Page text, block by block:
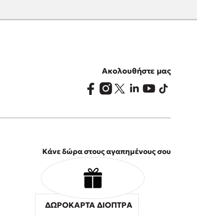
Ακολουθήστε μας
Κάνε δώρα στους αγαπημένους σου
ΔΩΡΟΚΑΡΤΑ ΔΙΟΠΤΡΑ